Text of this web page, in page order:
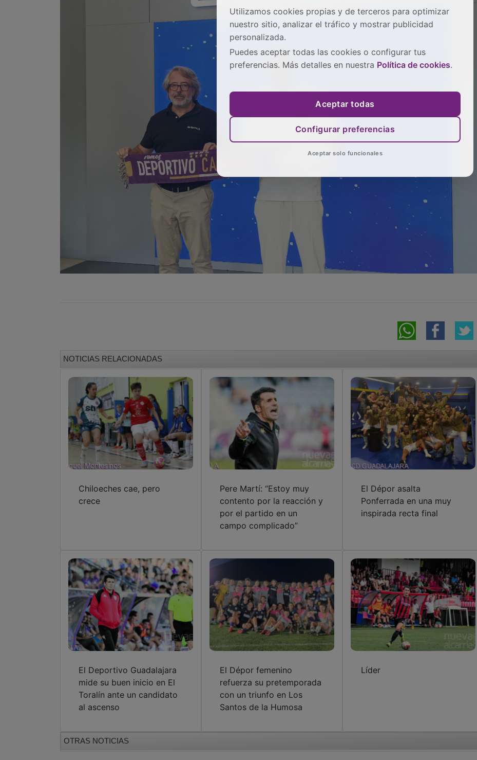
NOTICIAS RELACIONADAS
Chiloeches cae, pero
crece
Pere Martí: “Estoy muy
contento por la reacción y
por el partido en un
campo complicado”
El Dépor asalta
Ponferrada en una muy
inspirada recta final
El Deportivo Guadalajara
mide su buen inicio en El
Toralín ante un candidato
al ascenso
El Dépor femenino
refuerza su pretemporada
con un triunfo en Los
Santos de la Humosa
Líder
OTRAS NOTICIAS
Utilizamos cookies propias y de terceros para optimizar
nuestro sitio, analizar el tráfico y mostrar publicidad
personalizada.
Puedes aceptar todas las cookies o configurar tus
preferencias. Más detalles en nuestra Política de cookies.
Aceptar todas
Configurar preferencias
Aceptar solo funcionales